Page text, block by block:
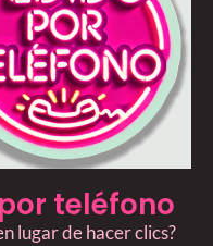
teléfono
lugar de hacer clics?